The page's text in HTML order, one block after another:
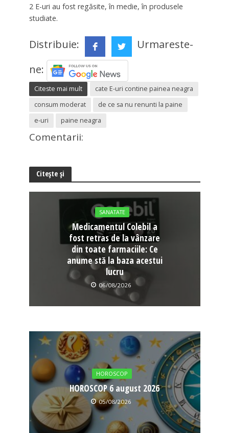
2 E-uri au fost regăsite, în medie, în produsele
studiate.
Distribuie:
Urmareste-
ne:
Citeste mai mult
cate E-uri contine painea neagra
consum moderat
de ce sa nu renunti la paine
e-uri
paine neagra
Comentarii:
Citește și
SANATATE
Medicamentul Colebil a
fost retras de la vânzare
din toate farmaciile: Ce
anume stă la baza acestui
lucru
06/08/2026
HOROSCOP
HOROSCOP 6 august 2026
05/08/2026